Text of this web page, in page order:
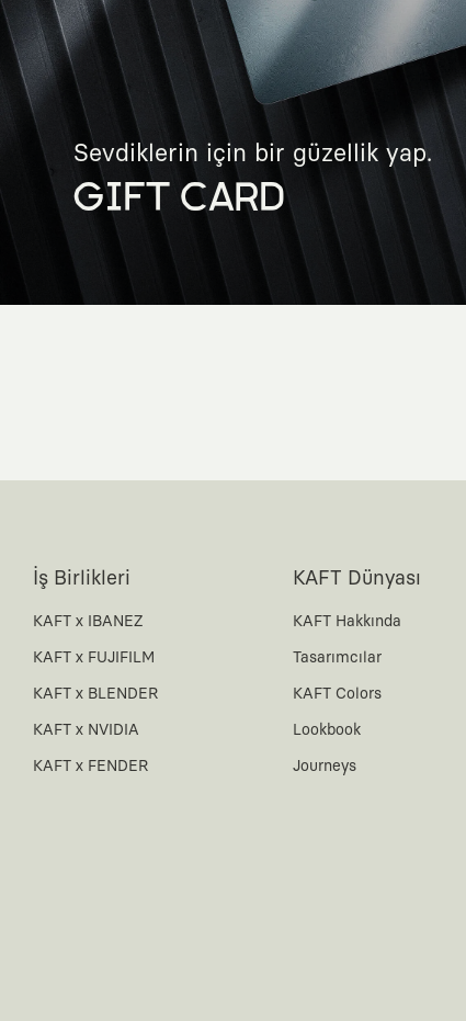
Sevdiklerin için bir güzellik yap.
GIFT CARD
İş Birlikleri
KAFT x IBANEZ
KAFT x FUJIFILM
KAFT x BLENDER
KAFT x NVIDIA
KAFT x FENDER
KAFT Dünyası
KAFT Hakkında
Tasarımcılar
KAFT Colors
Lookbook
Journeys